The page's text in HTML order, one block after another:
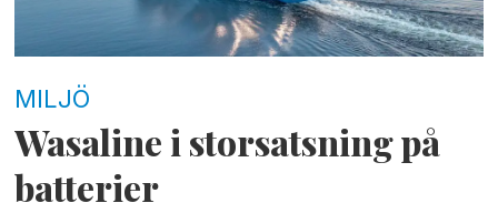
MILJÖ
Wasaline i storsatsning på
batterier